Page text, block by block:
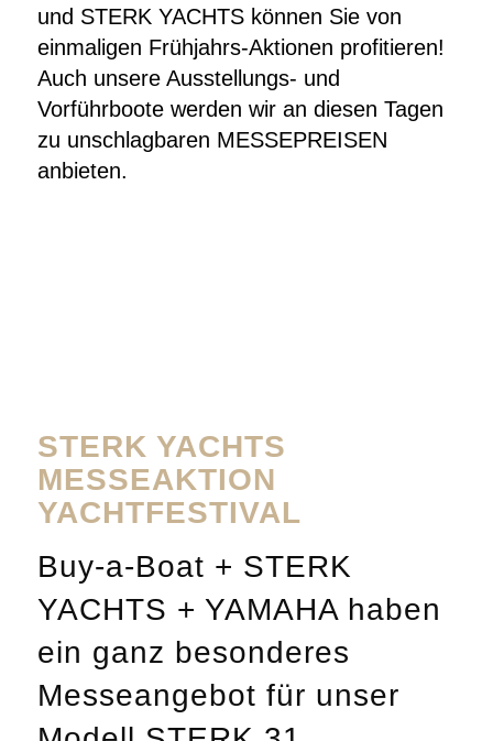
und STERK YACHTS können Sie von
einmaligen Frühjahrs-Aktionen profitieren!
Auch unsere Ausstellungs- und
Vorführboote werden wir an diesen Tagen
zu unschlagbaren MESSEPREISEN
anbieten.
STERK YACHTS
MESSEAKTION
YACHTFESTIVAL
Buy-a-Boat + STERK
YACHTS + YAMAHA haben
ein ganz besonderes
Messeangebot für unser